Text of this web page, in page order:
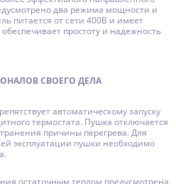
два режима мощности и
питается от сети 400В и имеет
простоту и надежность
СВОЕГО ДЕЛА
автоматическому запуску
термостата. Пушка отключается
причины перегрева. Для
эксплуатации пушки необходимо
остаточным теплом предусмотрена